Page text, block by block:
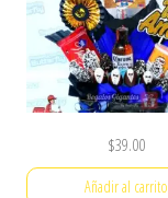
$39.00
Añadir al carrito